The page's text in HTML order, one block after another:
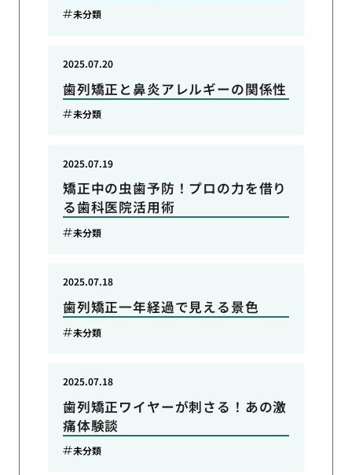
未分類
歯列矯正と鼻炎アレルギーの関係性
2025.07.20
未分類
矯正中の虫歯予防！プロの力を借り
る歯科医院活用術
2025.07.19
未分類
歯列矯正一年経過で見える景色
2025.07.18
未分類
歯列矯正ワイヤーが刺さる！あの激
痛体験談
2025.07.18
未分類